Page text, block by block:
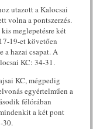
utazott a Kalocsai
volna a pontszerzés.
meglepetésre két
19-et követően
a hazai csapat. A
KC: 34-31.
KC, mégpedig
egyértelműen a
félórában
a két pont
30.